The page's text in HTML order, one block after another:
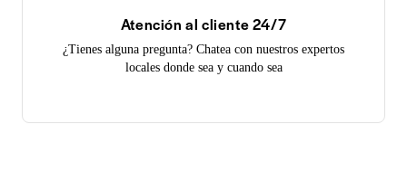
Atención al cliente 24/7
¿Tienes alguna pregunta? Chatea con nuestros expertos
locales donde sea y cuando sea